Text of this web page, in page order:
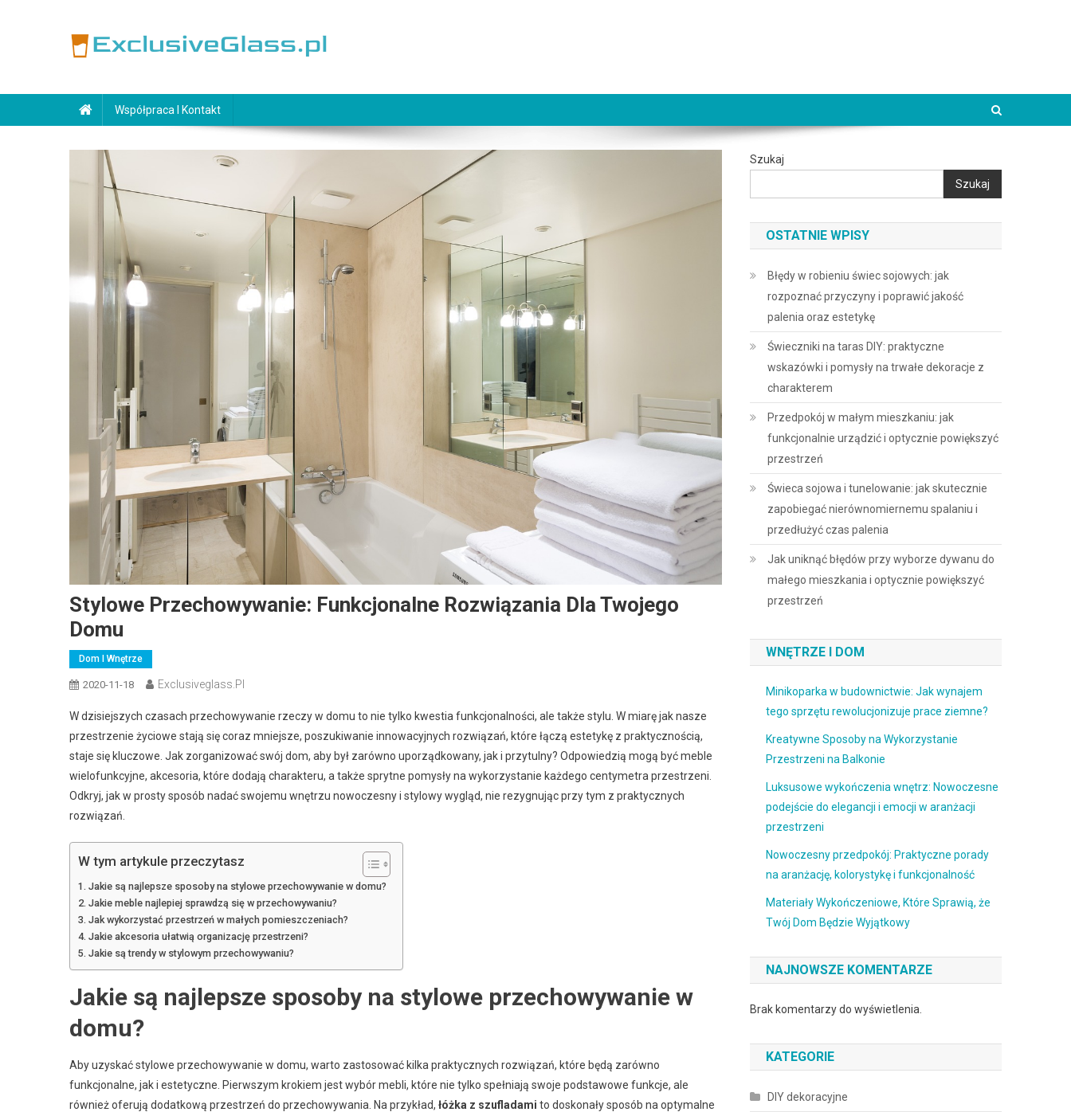
Współpraca I Kontakt
Stylowe Przechowywanie: Funkcjonalne Rozwiązania Dla Twojego
Domu
Dom I Wnętrze
2020-11-18 Exclusiveglass.pl
W dzisiejszych czasach przechowywanie rzeczy w domu to nie tylko kwestia funkcjonalności, ale także stylu. W miarę jak nasze
przestrzenie życiowe stają się coraz mniejsze, poszukiwanie innowacyjnych rozwiązań, które łączą estetykę z praktycznością,
staje się kluczowe. Jak zorganizować swój dom, aby był zarówno uporządkowany, jak i przytulny? Odpowiedzią mogą być meble
wielofunkcyjne, akcesoria, które dodają charakteru, a także sprytne pomysły na wykorzystanie każdego centymetra przestrzeni.
Odkryj, jak w prosty sposób nadać swojemu wnętrzu nowoczesny i stylowy wygląd, nie rezygnując przy tym z praktycznych
rozwiązań.
W tym artykule przeczytasz
Jakie są najlepsze sposoby na stylowe przechowywanie w domu?
Jakie meble najlepiej sprawdzą się w przechowywaniu?
Jak wykorzystać przestrzeń w małych pomieszczeniach?
Jakie akcesoria ułatwią organizację przestrzeni?
Jakie są trendy w stylowym przechowywaniu?
Jakie są najlepsze sposoby na stylowe przechowywanie w
domu?
Aby uzyskać stylowe przechowywanie w domu, warto zastosować kilka praktycznych rozwiązań, które będą zarówno
funkcjonalne, jak i estetyczne. Pierwszym krokiem jest wybór mebli, które nie tylko spełniają swoje podstawowe funkcje, ale
również oferują dodatkową przestrzeń do przechowywania. Na przykład, łóżka z szufladami to doskonały sposób na optymalne
Szukaj
Szukaj
OSTATNIE WPISY
Błędy w robieniu świec sojowych: jak
rozpoznać przyczyny i poprawić jakość
palenia oraz estetykę
Świeczniki na taras DIY: praktyczne
wskazówki i pomysły na trwałe dekoracje z
charakterem
Przedpokój w małym mieszkaniu: jak
funkcjonalnie urządzić i optycznie powiększyć
przestrzeń
Świeca sojowa i tunelowanie: jak skutecznie
zapobiegać nierównomiernemu spalaniu i
przedłużyć czas palenia
Jak uniknąć błędów przy wyborze dywanu do
małego mieszkania i optycznie powiększyć
przestrzeń
WNĘTRZE I DOM
Minikoparka w budownictwie: Jak wynajem
tego sprzętu rewolucjonizuje prace ziemne?
Kreatywne Sposoby na Wykorzystanie
Przestrzeni na Balkonie
Luksusowe wykończenia wnętrz: Nowoczesne
podejście do elegancji i emocji w aranżacji
przestrzeni
Nowoczesny przedpokój: Praktyczne porady
na aranżację, kolorystykę i funkcjonalność
Materiały Wykończeniowe, Które Sprawią, że
Twój Dom Będzie Wyjątkowy
NAJNOWSZE KOMENTARZE
Brak komentarzy do wyświetlenia.
KATEGORIE
DIY dekoracyjne